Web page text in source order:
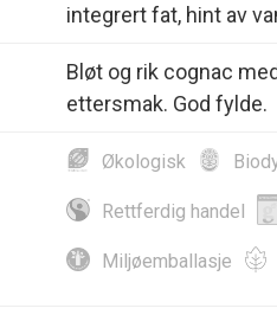
integrert fat, hint av
Bløt og rik cognac
ettersmak. God fylde.
Økologisk
Rettferdig handel
Miljøemballasje